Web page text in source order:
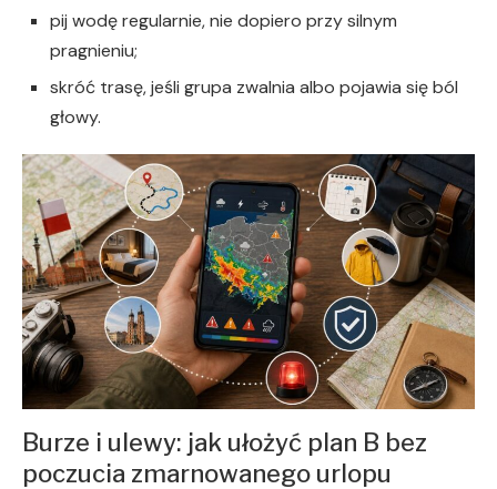
pij wodę regularnie, nie dopiero przy silnym
pragnieniu;
skróć trasę, jeśli grupa zwalnia albo pojawia się ból
głowy.
Burze i ulewy: jak ułożyć plan B bez
poczucia zmarnowanego urlopu